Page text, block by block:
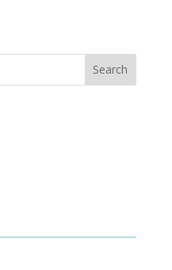
Search